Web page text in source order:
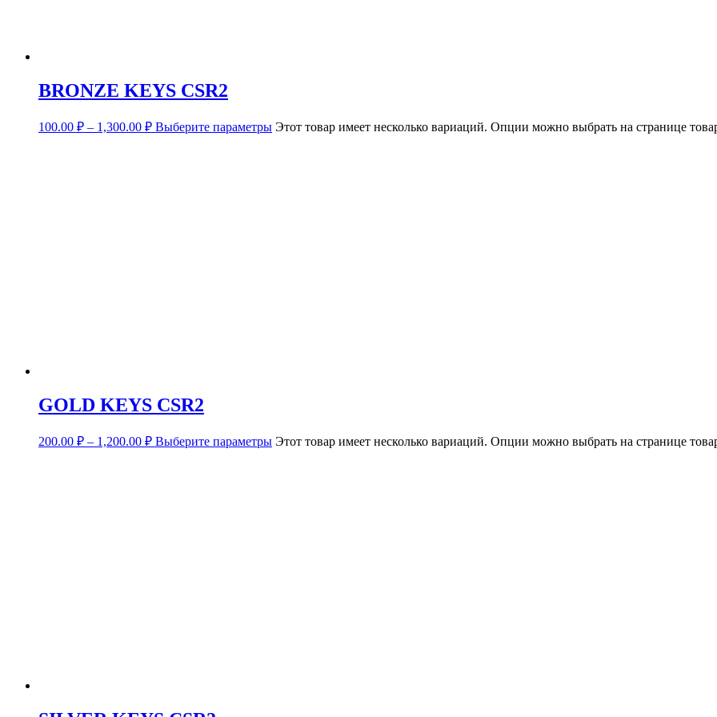
BRONZE KEYS CSR2
100.00 ₽ – 1,300.00 ₽ Выберите параметры Этот товар имеет несколько вариаций. Опции можно выбрать на странице
GOLD KEYS CSR2
200.00 ₽ – 1,200.00 ₽ Выберите параметры Этот товар имеет несколько вариаций. Опции можно выбрать на странице